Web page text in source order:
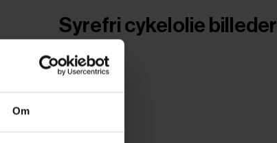
Om
Syrefri cykelolie billeder